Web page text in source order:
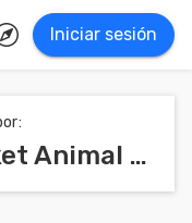
Iniciar sesión
Agrovet Market Animal Health